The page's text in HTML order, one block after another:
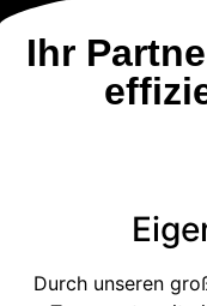
Ihr
Durch unseren